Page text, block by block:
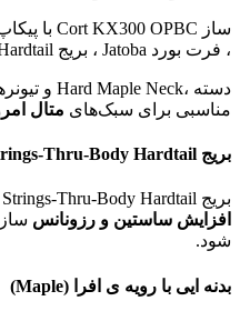
ساز Cort KX300 OPBC با پیکاپ‌های
، فرت بورد Jatoba ، بریج String-Thru-Body Hardtail
مناسبی برای سبک‌های متال
بریج Strings-Thru-Body Hardtail
بریج Strings-Thru-Body Hardtail گیتار Cort KX300 OPBC، باعث
افزایش ساستین و رزونانس
شود.
بدنه ایی با رویه ی افرا (Maple)